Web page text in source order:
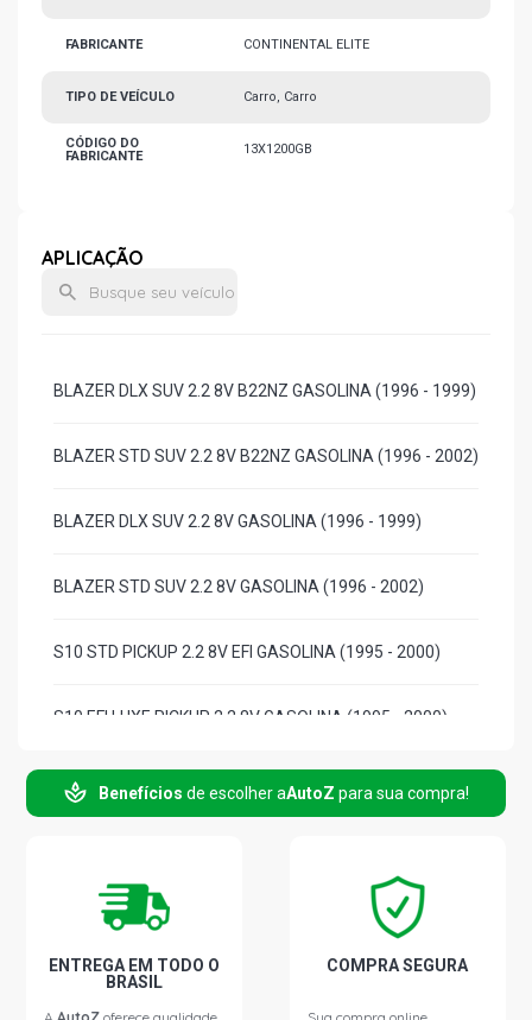
FABRICANTE CONTINENTAL ELITE
TIPO DE VEÍCULO Carro, Carro
CÓDIGO DO
FABRICANTE
13X1200GB
APLICAÇÃO
BLAZER DLX SUV 2.2 8V B22NZ GASOLINA (1996 - 1999)
BLAZER STD SUV 2.2 8V B22NZ GASOLINA (1996 - 2002)
BLAZER DLX SUV 2.2 8V GASOLINA (1996 - 1999)
BLAZER STD SUV 2.2 8V GASOLINA (1996 - 2002)
S10 STD PICKUP 2.2 8V EFI GASOLINA (1995 - 2000)
S10 EFI LUXE PICKUP 2.2 8V GASOLINA (1995 - 2000)
S10 LUXE PICKUP 2.2 8V GASOLINA (1995 - 2000)
S10 CD DELUXE PICKUP 2.2 8V MPFI GASOLINA (1996 -
Benefícios de escolher aAutoZ para sua compra!
ENTREGA EM TODO O
BRASIL
COMPRA SEGURA